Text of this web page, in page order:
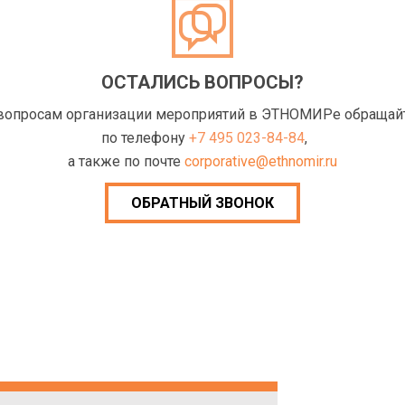
ОСТАЛИСЬ ВОПРОСЫ?
организации мероприятий в ЭТНОМИРе
по телефону +7 495 023-84-84,
а также по почте corporative@ethnomir.ru
ОБРАТНЫЙ ЗВОНОК